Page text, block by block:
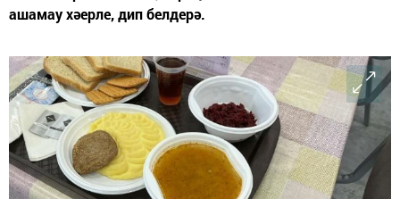
ашамау хәерле, дип белдерә.